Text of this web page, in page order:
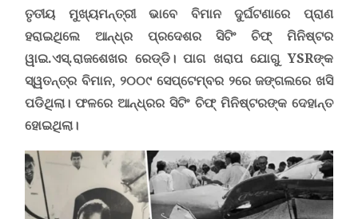
ତୃତୀୟ ମୁଖ୍ୟମନ୍ତ୍ରୀ ଭାବେ ବିମାନ ଦୁର୍ଘଟଣାରେ ପ୍ରାଣ
ହରାଇଥିଲେ ଆନ୍ଧ୍ର ପ୍ରଦେଶର ସିଟିଂ ଚିଫ୍ ମିନିଷ୍ଟର
ୱାଇ.ଏସ୍.ରାଜଶେଖର ରେଡ୍ଡି। ପାଗ ଖରାପ ଯୋଗୁYSRଙ୍କ
ସ୍ୱତନ୍ତ୍ର ବିମାନ, ୨୦୦୯ ସେପ୍ଟେମ୍ବର ୨ରେ ଜଙ୍ଗଲରେ ଖସି
ପଡିଥିଲା। ଫଳରେ ଆନ୍ଧ୍ରର ସିଟିଂ ଚିଫ୍ ମିନିଷ୍ଟରଙ୍କ ଦେହାନ୍ତ
ହୋଇଥିଲା।